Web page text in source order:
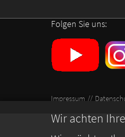
Wir achten
Folgen Sie uns:
Impressum